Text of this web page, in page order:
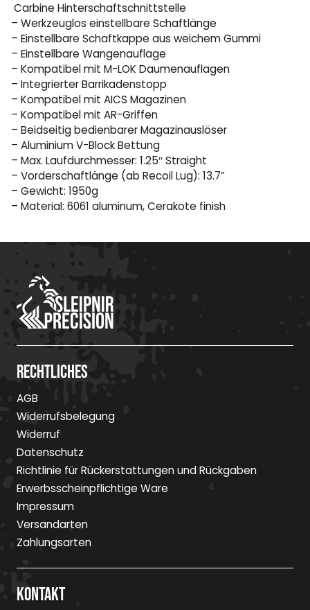
Carbine Hinterschaftschnittstelle
– Werkzeuglos einstellbare Schaftlänge
– Einstellbare Schaftkappe aus weichem Gummi
– Einstellbare Wangenauflage
– Kompatibel mit M-LOK Daumenauflagen
– Integrierter Barrikadenstopp
– Kompatibel mit AICS Magazinen
– Kompatibel mit AR-Griffen
– Beidseitig bedienbarer Magazinauslöser
– Aluminium V-Block Bettung
– Max. Laufdurchmesser: 1.25″ Straight
– Vorderschaftlänge (ab Recoil Lug): 13.7”
– Gewicht: 1950g
– Material: 6061 aluminum, Cerakote finish
Rechtliches
AGB
Widerrufsbelegung
Widerruf
Datenschutz
Richtlinie für Rückerstattungen und Rückgaben
Erwerbsscheinpflichtige Ware
Impressum
Versandarten
Zahlungsarten
Kontakt